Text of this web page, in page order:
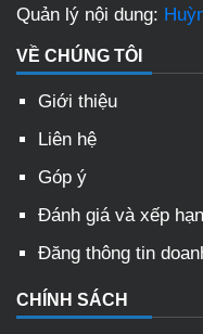
Quản lý nội dung:
VỀ CHÚNG TÔI
Giới thiệu
Liên hệ
Góp ý
Đánh giá và xếp
Đăng thông tin
CHÍNH SÁCH